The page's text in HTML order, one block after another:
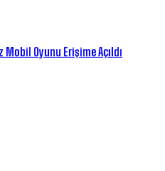
Oyunu Erişime Açıldı